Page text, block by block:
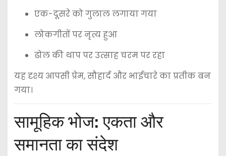
एक-दूसरे को गुलाल लगाया गया
लोकगीतों पर नृत्य हुआ
ढोल की थाप पर उत्साह चरम पर रहा
यह दृश्य आपसी प्रेम, सौहार्द और भाईचारे का प्रतीक बन
गया।
सामूहिक भोज: एकता और
समानता का संदेश